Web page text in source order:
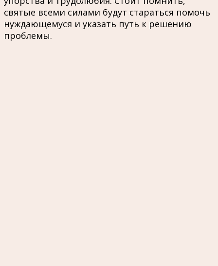
святые всеми силами будут стараться помочь
нуждающемуся и указать путь к решению
проблемы.